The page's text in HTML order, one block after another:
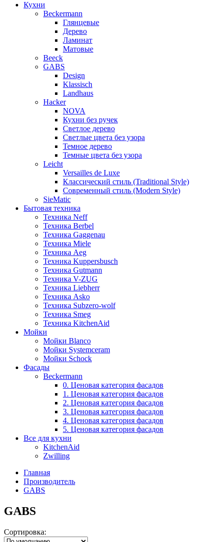
Кухни
Beckermann
Глянцевые
Дерево
Ламинат
Матовые
Beeck
GABS
Design
Klassisch
Landhaus
Hacker
NOVA
Кухни без ручек
Светлое дерево
Светлые цвета без узора
Темное дерево
Темные цвета без узора
Leicht
Versailles de Luxe
Классический стиль (Traditional Style)
Современный стиль (Modern Style)
SieMatic
Бытовая техника
Техника Neff
Техника Berbel
Техника Gaggenau
Техника Miele
Техника Aeg
Техника Kuppersbusch
Техника Gutmann
Техника V-ZUG
Техника Liebherr
Техника Asko
Техника Subzero-wolf
Техника Smeg
Техника KitchenAid
Мойки
Мойки Blanco
Мойки Systemceram
Мойки Schock
Фасады
Beckermann
0. Ценовая категория фасадов
1. Ценовая категория фасадов
2. Ценовая категория фасадов
3. Ценовая категория фасадов
4. Ценовая категория фасадов
5. Ценовая категория фасадов
Все для кухни
KitchenAid
Zwilling
Главная
Производитель
GABS
GABS
Сортировка: